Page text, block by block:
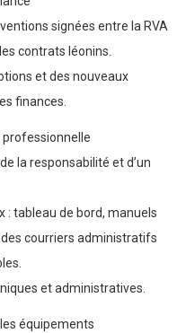
signées entre la RVA
contrats léonins.
et des nouveaux
finances.
professionnelle
la responsabilité et d’un
: tableau de bord, manuels
courriers administratifs
et administratives.
équipements